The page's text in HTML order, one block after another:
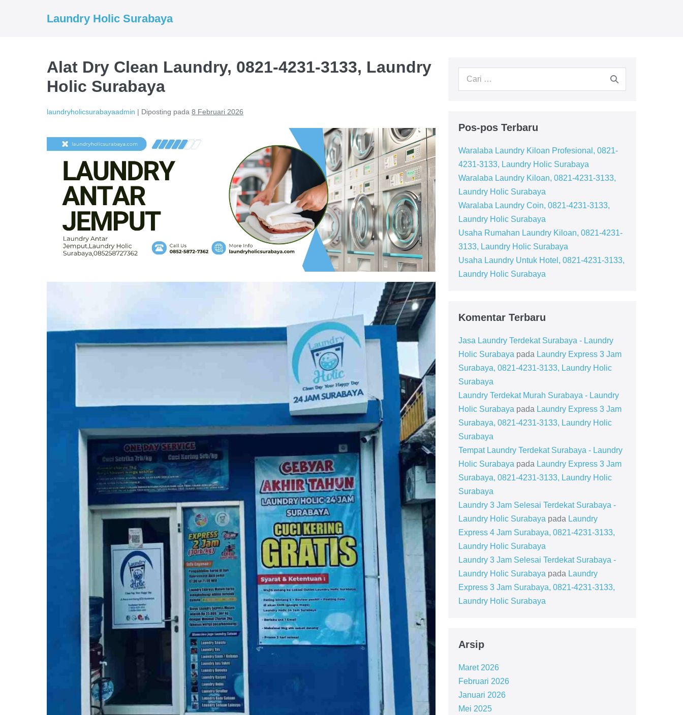
Laundry Holic Surabaya
Alat Dry Clean Laundry, 0821-4231-3133, Laundry
Holic Surabaya
laundryholicsurabayaadmin | Diposting pada 8 Februari 2026
Pencarian
Pos-pos Terbaru
Waralaba Laundry Kiloan Profesional, 0821-
4231-3133, Laundry Holic Surabaya
Waralaba Laundry Kiloan, 0821-4231-3133,
Laundry Holic Surabaya
Waralaba Laundry Coin, 0821-4231-3133,
Laundry Holic Surabaya
Usaha Rumahan Laundry Kiloan, 0821-4231-
3133, Laundry Holic Surabaya
Usaha Laundry Untuk Hotel, 0821-4231-3133,
Laundry Holic Surabaya
Komentar Terbaru
Jasa Laundry Terdekat Surabaya - Laundry
Holic Surabaya pada Laundry Express 3 Jam
Surabaya, 0821-4231-3133, Laundry Holic
Surabaya
Laundry Terdekat Murah Surabaya - Laundry
Holic Surabaya pada Laundry Express 3 Jam
Surabaya, 0821-4231-3133, Laundry Holic
Surabaya
Tempat Laundry Terdekat Surabaya - Laundry
Holic Surabaya pada Laundry Express 3 Jam
Surabaya, 0821-4231-3133, Laundry Holic
Surabaya
Laundry 3 Jam Selesai Terdekat Surabaya -
Laundry Holic Surabaya pada Laundry
Express 4 Jam Surabaya, 0821-4231-3133,
Laundry Holic Surabaya
Laundry 3 Jam Selesai Terdekat Surabaya -
Laundry Holic Surabaya pada Laundry
Express 3 Jam Surabaya, 0821-4231-3133,
Laundry Holic Surabaya
Arsip
Maret 2026
Februari 2026
Januari 2026
Mei 2025